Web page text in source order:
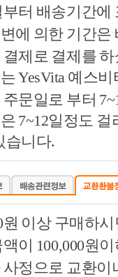
부터 배송기간에
에 의한 기간
결제로 결제를
YesVita 예스
문일로 부터
7~12일정도
습니다.
원 이상 구매하
이 100,000원
정으로 교환이